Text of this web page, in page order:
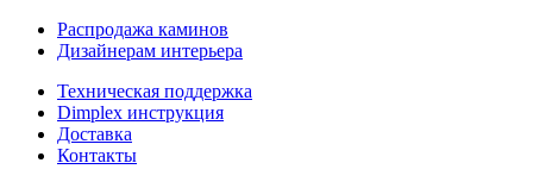
Распродажа каминов
Дизайнерам интерьера
Техническая поддержка
Dimplex инструкция
Доставка
Контакты